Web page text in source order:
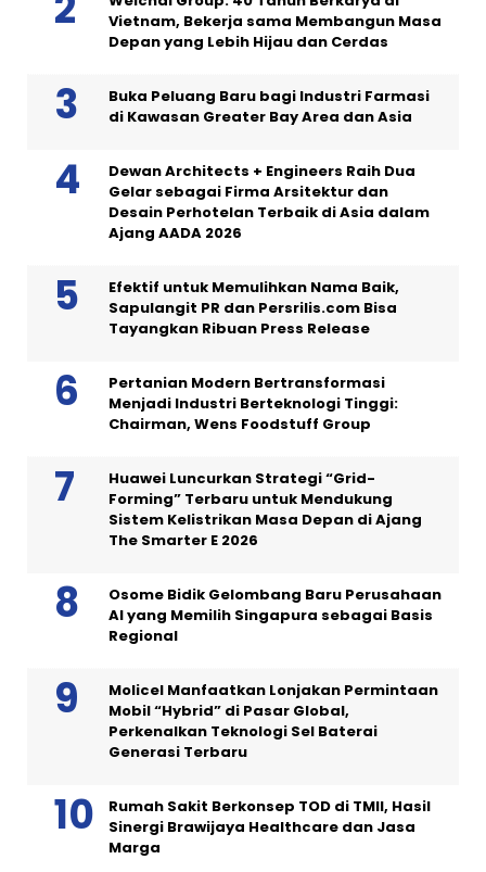
Vietnam, Bekerja sama Membangun Masa
Depan yang Lebih Hijau dan Cerdas
Buka Peluang Baru bagi Industri Farmasi
di Kawasan Greater Bay Area dan Asia
Dewan Architects + Engineers Raih Dua
Gelar sebagai Firma Arsitektur dan
Desain Perhotelan Terbaik di Asia dalam
Ajang AADA 2026
Efektif untuk Memulihkan Nama Baik,
Sapulangit PR dan Persrilis.com Bisa
Tayangkan Ribuan Press Release
Pertanian Modern Bertransformasi
Menjadi Industri Berteknologi Tinggi:
Chairman, Wens Foodstuff Group
Huawei Luncurkan Strategi “Grid-
Forming” Terbaru untuk Mendukung
Sistem Kelistrikan Masa Depan di Ajang
The Smarter E 2026
Osome Bidik Gelombang Baru Perusahaan
AI yang Memilih Singapura sebagai Basis
Regional
Molicel Manfaatkan Lonjakan Permintaan
Mobil “Hybrid” di Pasar Global,
Perkenalkan Teknologi Sel Baterai
Generasi Terbaru
Rumah Sakit Berkonsep TOD di TMII, Hasil
Sinergi Brawijaya Healthcare dan Jasa
Marga